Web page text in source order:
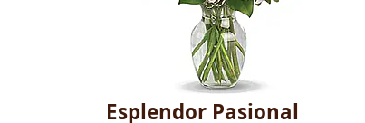
Esplendor Pasional